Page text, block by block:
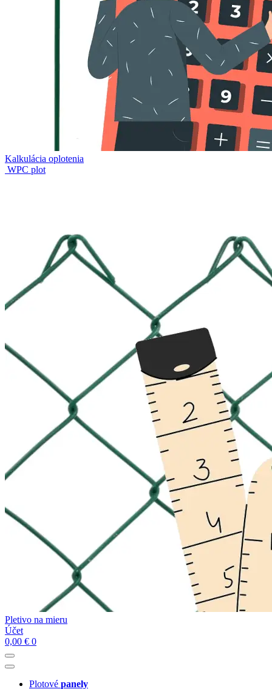
Kalkulácia oplotenia
WPC plot
Pletivo na mieru
Účet
0,00 € 0
Plotové panely